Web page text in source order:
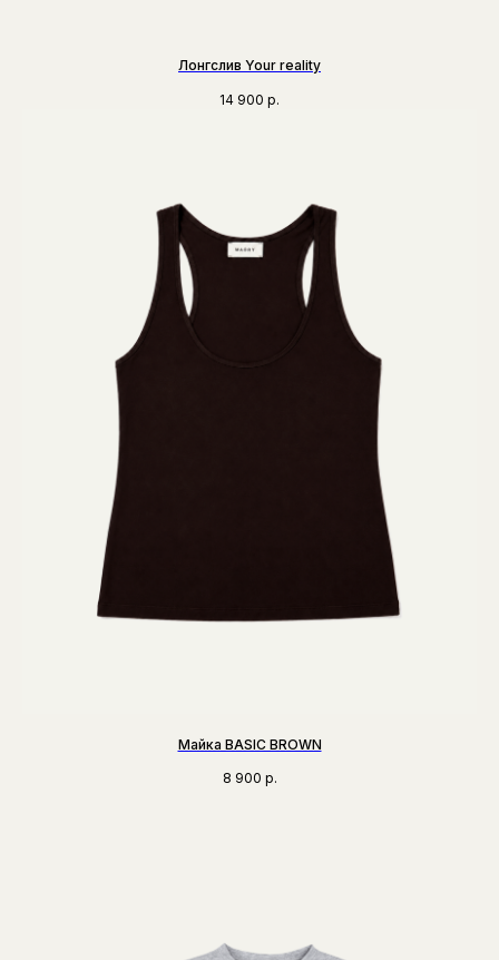
Лонгслив Your reality
14 900 р.
Майка BASIC BROWN
8 900 р.